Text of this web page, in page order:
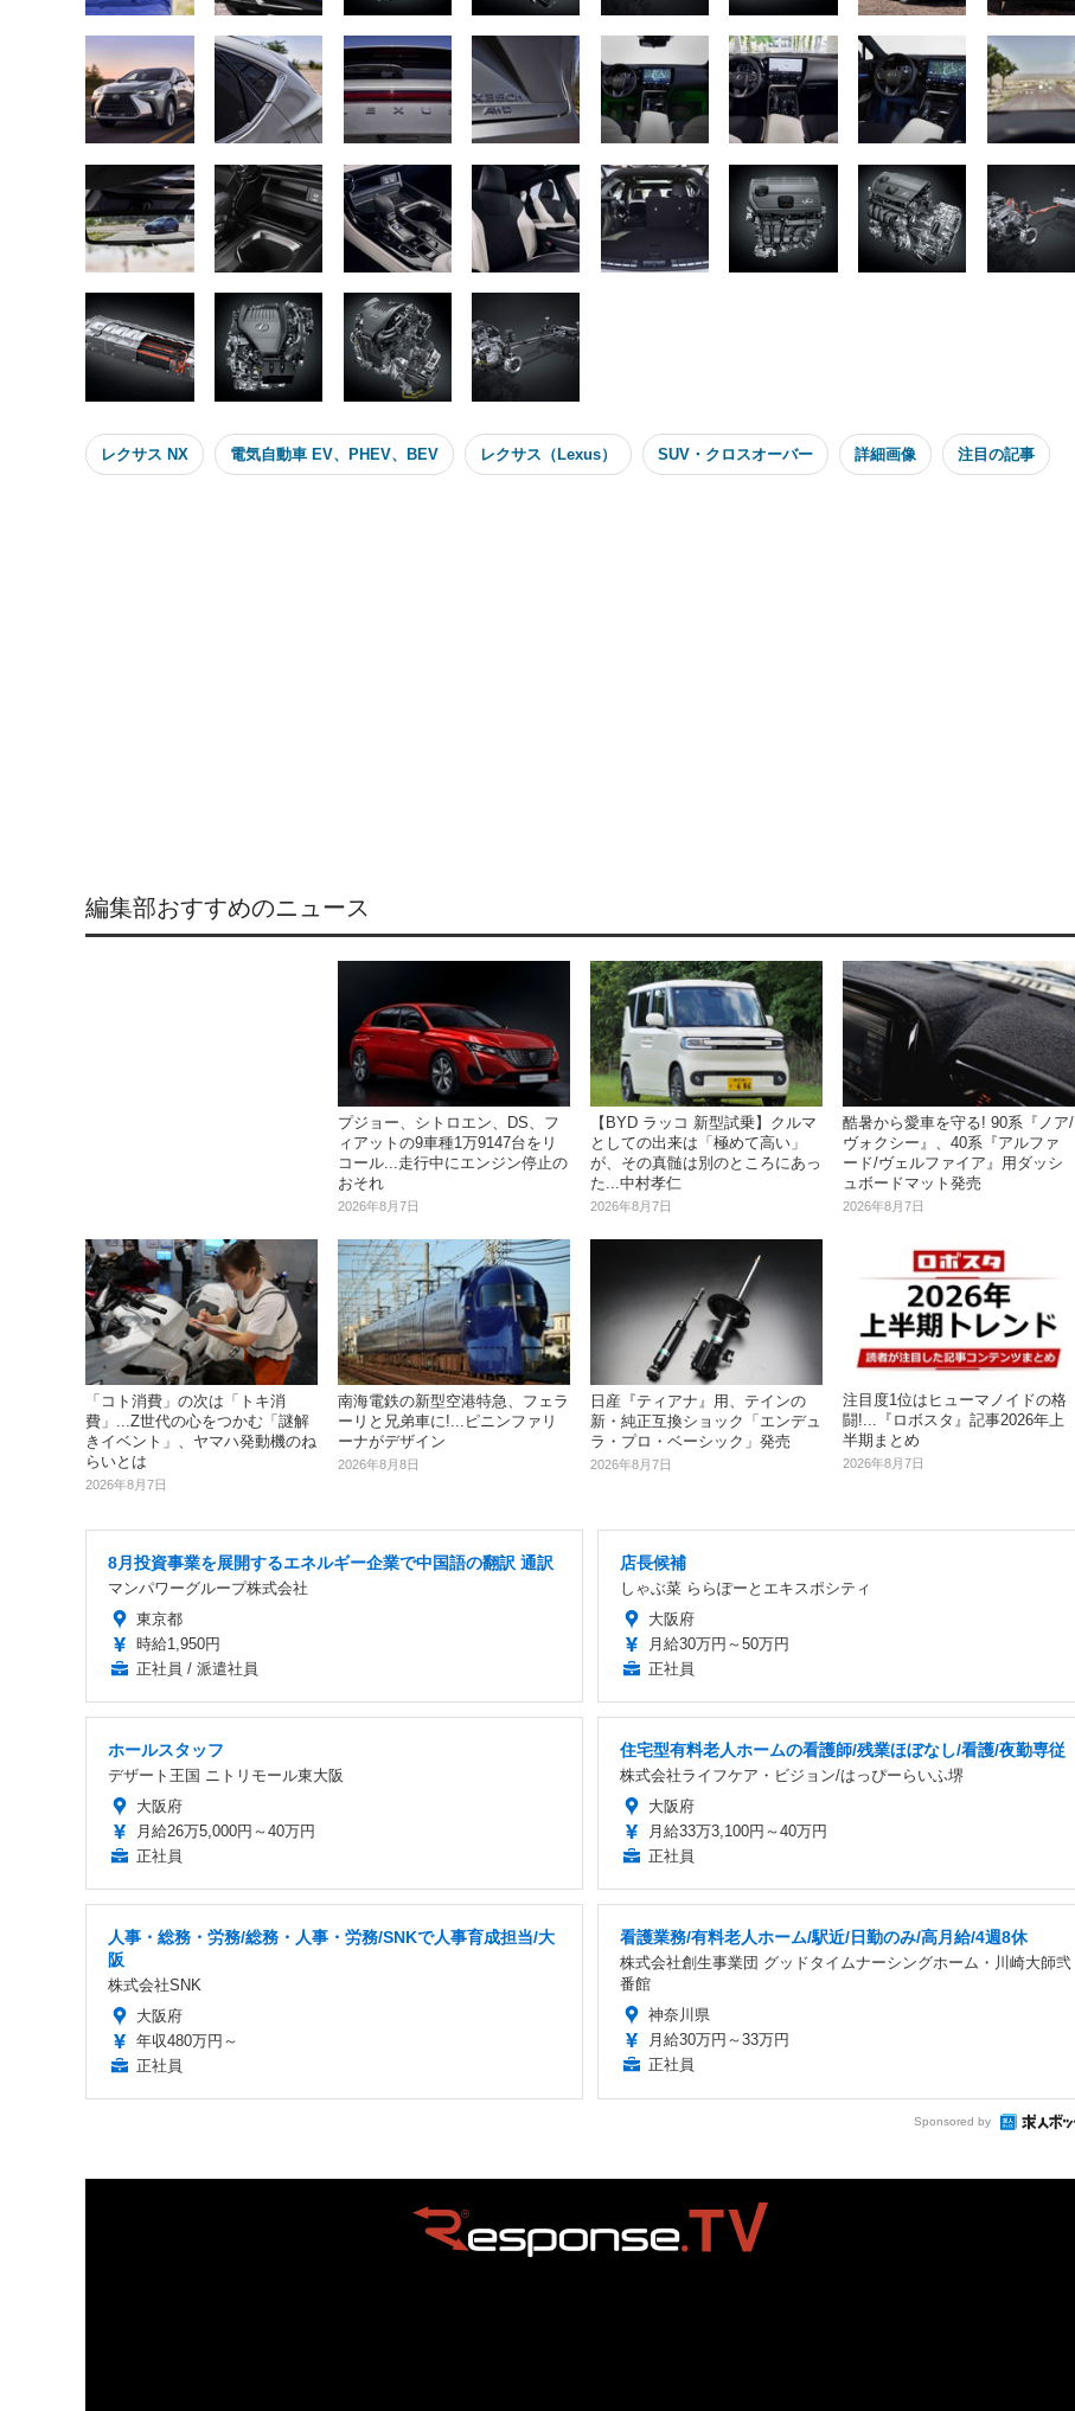
レクサス NX 電気自動車 EV、PHEV、BEV レクサス（Lexus） SUV・クロスオーバー 詳細画像 注目の記事
編集部おすすめのニュース
プジョー、シトロエン、DS、フ
ィアットの9車種1万9147台をリ
コール...走行中にエンジン停止の
おそれ
2026年8月7日
【BYD ラッコ 新型試乗】クルマ
としての出来は「極めて高い」
が、その真髄は別のところにあっ
た...中村孝仁
2026年8月7日
酷暑から愛車を守る! 90系『ノア/
ヴォクシー』、40系『アルファ
ード/ヴェルファイア』用ダッシ
ュボードマット発売
2026年8月7日
「コト消費」の次は「トキ消
費」...Z世代の心をつかむ「謎解
きイベント」、ヤマハ発動機のね
らいとは
2026年8月7日
南海電鉄の新型空港特急、フェラ
ーリと兄弟車に!...ピニンファリ
ーナがデザイン
2026年8月8日
日産『ティアナ』用、テインの
新・純正互換ショック「エンデュ
ラ・プロ・ベーシック」発売
2026年8月7日
注目度1位はヒューマノイドの格
闘!...『ロボスタ』記事2026年上
半期まとめ
2026年8月7日
8月投資事業を展開するエネルギー企業で中国語の翻訳 通訳
マンパワーグループ株式会社
東京都
時給1,950円
正社員 / 派遣社員
店長候補
しゃぶ菜 ららぽーとエキスポシティ
大阪府
月給30万円～50万円
正社員
ホールスタッフ
デザート王国 ニトリモール東大阪
大阪府
月給26万5,000円～40万円
正社員
住宅型有料老人ホームの看護師/残業ほぼなし/看護/夜勤専従
株式会社ライフケア・ビジョン/はっぴーらいふ堺
大阪府
月給33万3,100円～40万円
正社員
人事・総務・労務/総務・人事・労務/SNKで人事育成担当/大
阪
株式会社SNK
大阪府
年収480万円～
正社員
看護業務/有料老人ホーム/駅近/日勤のみ/高月給/4週8休
株式会社創生事業団 グッドタイムナーシングホーム・川崎大師弐
番館
神奈川県
月給30万円～33万円
正社員
Sponsored by